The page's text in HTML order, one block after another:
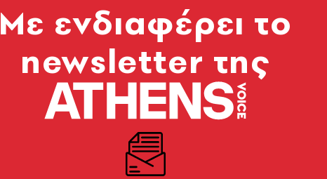
Mε ενδιαφέρει το
newsletter της